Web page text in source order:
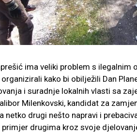
ima veliki problem s
kako bi obilježili Dan
i suradnje lokalnih vlasti sa
Milenkovski, kandidat za
netko drugi nešto napravi i
drugima kroz svoje